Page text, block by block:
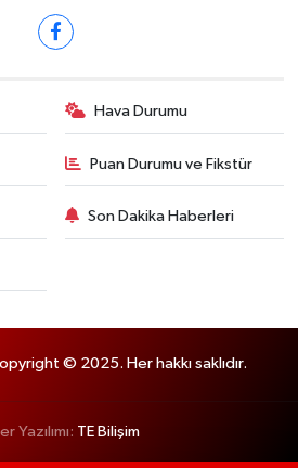
Hava Durumu
Puan Durumu ve Fikstür
Son Dakika Haberleri
© 2025. Her hakkı saklıdır.
Yazılımı: TE Bilişim